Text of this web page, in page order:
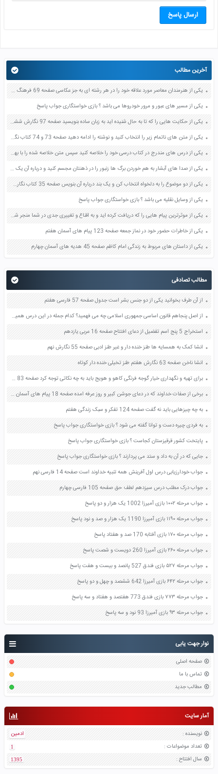
نوار جهت یابی
صفحه اصلی
تماس با ما
مطالب جدید
آمار سایت
نویسنده :
ادمین
تعداد موضواعات :
1
سال افتتاح :
1395
ارسال پاسخ
آخرین مطالب
یکی از هنرمندان معاصر مورد علاقه خود را در هر رشته ای به جز عکاسی صفحه 69 فرهنگ و هنر نهم
یکی از مسیر های عبور و مرور خودروها می باشد ؟ بازی خواستگاری جواب پاسخ
یکی از حکایت هایی را که تا به حال شنیده اید به زبان ساده بنویسید صفحه 97 نگارش ششم دبستان
یکی از متن های ناتمام زیر را انتخاب کنید و نوشته را ادامه دهید صفحه 73 و 74 کتاب نگارش فارسی پنجم دبستان
یکی از درس های مندرج در کتاب درسی خود را خلاصه کنید سپس متن خلاصه شده را با بهره گیری از روش های دسته بندی نمودار جدول نقشه مفهومی نشان دهید صفحه 118 نگارش یازدهم
یکی از صدا های آبشار به هم خوردن برگ ها زنبور را در ذهنتان مجسم کنید و درباره آن یک بند بنویسید صفحه 11 نگارش پنجم
یکی از دو موضوع را به دلخواه انتخاب کن و یک بند درباره آن بنویس صفحه 35 کتاب نگارش فارسی سوم
یکی از وسایل نقلیه می باشد ؟ بازی خواستگاری جواب پاسخ
یکی از موثرترین پیام هایی را که دریافت کرده اید و به اقناع و تغییری جدی در شما منجر شده است برسی کنید و علت این تاثیر گذاری قابل توجه را بنویسید صفحه 52 تفکر و سواد رسانه ای دهم
یکی از خاطرات حضور خود در نماز جمعه صفحه 123 پیام های آسمان هفتم
یکی از داستان های مربوط به زندگی امام کاظم صفحه 45 هدیه های آسمان چهارم
مطالب تصادفی
از آن طرف بخوانید یکی از دو جنس بشر است جدول صفحه 57 فارسی هفتم
از اصل پنجاهم قانون اساسی جمهوری اسلامی چه می فهمید؟ کدام جمله در این درس همین مطلب را می گوید؟ صفحه 71 مطالعات اجتماعی هفتم
استخراج 5 پنج اسم تفضیل از دعای افتتاح صفحه 16 عربی یازدهم
انشا كمک به همسايه ها طنز خنده دار و غیر طنز ادبی صفحه 55 نگارش نهم
انشا ناخن صفحه 63 نگارش هفتم طنز تخیلی خنده دار کوتاه
برای تهیه و نگهداری خیار گوجه فرنگی کاهو و هویج باید به چه نکاتی توجه کرد صفحه 83 کار و فناوری ششم
برخی از صفات خداوند که در دعای جوشن کبیر و روز عرفه امده صفحه 18 پیام های آسمان نهم
به چه چیزهایی باید نه گفت صفحه 124 تفکر و سبک زندگی هفتم
به فردی چیره دست و توانا گفته می شود ؟ بازی خواستگاری جواب پاسخ
پایتخت کشور قرقیزستان کجاست ؟ بازی خواستگاری جواب پاسخ
جایی که در آن به داد و ستد می پردازند ؟ بازی خواستگاری جواب پاسخ
جواب خودارزیابی درس اول آفرینش همه تنبیه خداوند است صفحه 14 فارسی نهم
جواب درک مطلب درس سیزدهم لطف حق صفحه 105 فارسی چهارم
جواب مرحله ۱۰۰۲ بازی آمیرزا 1002 یک هزار و دو پاسخ
جواب مرحله ۱۱۹۰ بازی آمیرزا 1190 یک هزار و صد و نود پاسخ
جواب مرحله ۱۷۰ بازی آفتابه 170 صد و هفتاد پاسخ
جواب مرحله ۲۶۰ بازی آمیرزا 260 دویست و شصت پاسخ
جواب مرحله ۵۲۷ بازی فندق 527 پانصد و بیست و هفت پاسخ
جواب مرحله ۶۴۲ بازی آمیرزا 642 ششصد و چهل و دو پاسخ
جواب مرحله ۷۷۳ بازی فندق 773 هفتصد و هفتاد و سه پاسخ
جواب مرحله ۹۳ بازی آمیرزا 93 نود و سه پاسخ